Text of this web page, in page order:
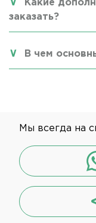
Какие
заказать?
В чем
Мы всегда на